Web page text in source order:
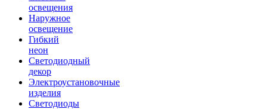
освещения
Наружное
освещение
Гибкий
неон
Светодиодный
декор
Электроустановочные
изделия
Светодиоды